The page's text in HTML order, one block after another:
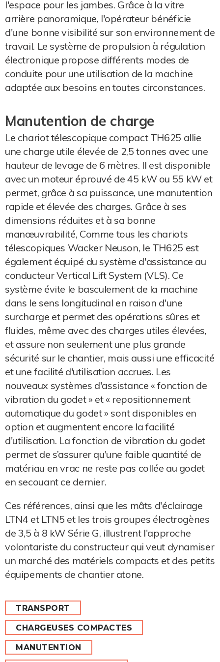
l'espace pour les jambes. Grâce à la vitre
arrière panoramique, l'opérateur bénéficie
d'une bonne visibilité sur son environnement de
travail. Le système de propulsion à régulation
électronique propose différents modes de
conduite pour une utilisation de la machine
adaptée aux besoins en toutes circonstances.
Manutention de charge
Le chariot télescopique compact TH625 allie
une charge utile élevée de 2,5 tonnes avec une
hauteur de levage de 6 mètres. Il est disponible
avec un moteur éprouvé de 45 kW ou 55 kW et
permet, grâce à sa puissance, une manutention
rapide et élevée des charges. Grâce à ses
dimensions réduites et à sa bonne
manœuvrabilité, Comme tous les chariots
télescopiques Wacker Neuson, le TH625 est
également équipé du système d'assistance au
conducteur Vertical Lift System (VLS). Ce
système évite le basculement de la machine
dans le sens longitudinal en raison d'une
surcharge et permet des opérations sûres et
fluides, même avec des charges utiles élevées,
et assure non seulement une plus grande
sécurité sur le chantier, mais aussi une efficacité
et une facilité d'utilisation accrues. Les
nouveaux systèmes d'assistance « fonction de
vibration du godet » et « repositionnement
automatique du godet » sont disponibles en
option et augmentent encore la facilité
d'utilisation. La fonction de vibration du godet
permet de s’assurer qu'une faible quantité de
matériau en vrac ne reste pas collée au godet
en secouant ce dernier.
Ces références, ainsi que les mâts d'éclairage
LTN4 et LTN5 et les trois groupes électrogènes
de 3,5 à 8 kW Série G, illustrent l'approche
volontariste du constructeur qui veut dynamiser
un marché des matériels compacts et des petits
équipements de chantier atone.
TRANSPORT
CHARGEUSES COMPACTES
MANUTENTION